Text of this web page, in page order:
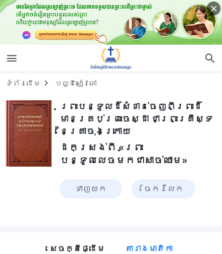
ទំព័រ​ដើម បញ្ជីសៀវភៅ
ព្រះបន្ទូលដ៏សំខាន់ចេញពីព្រះដ៏
មានគ្រប់ព្រះចេស្ដា ជាព្រះគ្រីស្ទ
នៃគ្រាចុងក្រោយ
ដកស្រង់ពី «ព្រះ
បន្ទូលលេចមកជាសាច់ឈាម»
ទាញ​យក ចែក​រំលែក
សេចក្តី​ផ្ដើម​ តារាងមាតិកា